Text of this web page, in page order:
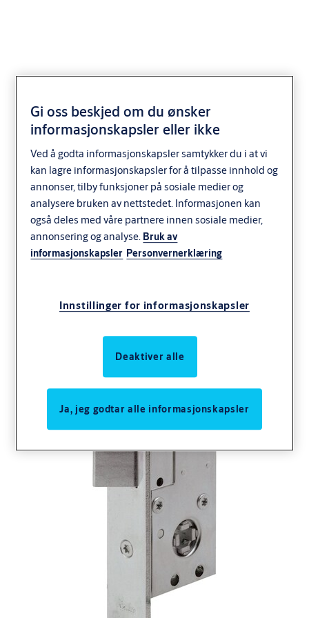
LK1398S/28 enfalle
smekklås
Gi oss beskjed om du ønsker
informasjonskapsler eller ikke
Ved å godta informasjonskapsler samtykker du i at vi
kan lagre informasjonskapsler for å tilpasse innhold og
annonser, tilby funksjoner på sosiale medier og
analysere bruken av nettstedet. Informasjonen kan
også deles med våre partnere innen sosiale medier,
annonsering og analyse. Bruk av
informasjonskapsler Personvernerklæring
Innstillinger for informasjonskapsler
Deaktiver alle
Ja, jeg godtar alle informasjonskapsler